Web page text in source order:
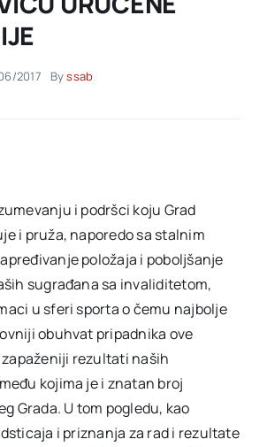
2017 Byssab
i podršci koju Grad
i pruža, naporedo sa stalnim
položaja i poboljšanje
sugrađana sa invaliditetom,
u sferi sporta o čemu najbolje
obuhvat pripadnika ove
rezultati naših
kojima je i znatan broj
Grada. U tom pogledu, kao
i priznanja za rad i rezultate